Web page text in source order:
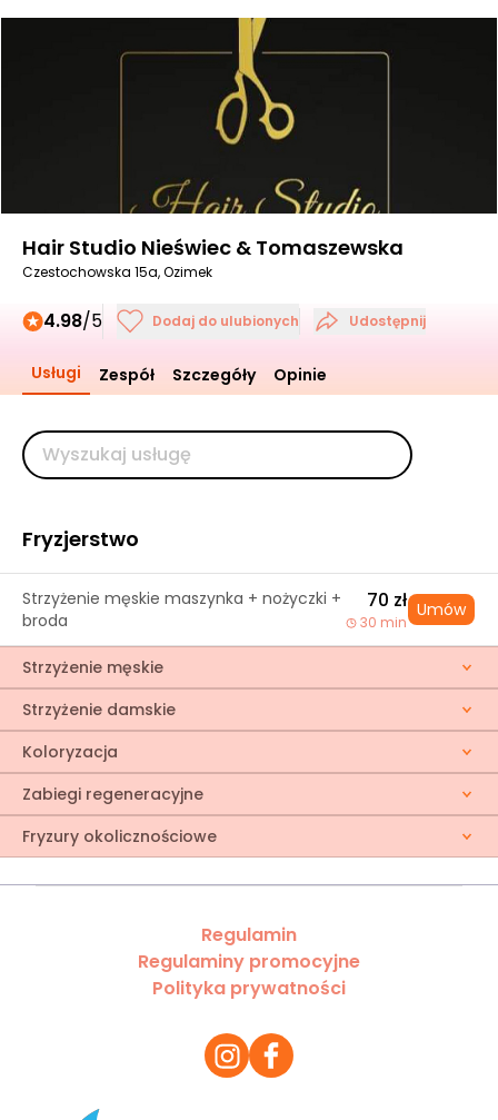
Hair Studio Nieświec & Tomaszewska
Czestochowska 15a, Ozimek
4.98/5 Dodaj do ulubionych Udostępnij
Usługi Zespół Szczegóły Opinie
Fryzjerstwo
Strzyżenie męskie maszynka + nożyczki +
broda
70 zł
30 min
Umów
Strzyżenie męskie
Strzyżenie damskie
Koloryzacja
Zabiegi regeneracyjne
Fryzury okolicznościowe
Regulamin
Regulaminy promocyjne
Polityka prywatności